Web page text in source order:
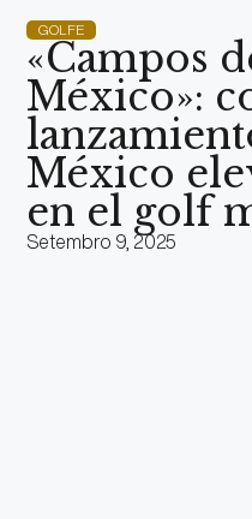
GOLFE
«Campos
México»:
México
en el golf
Setembro 9, 2025